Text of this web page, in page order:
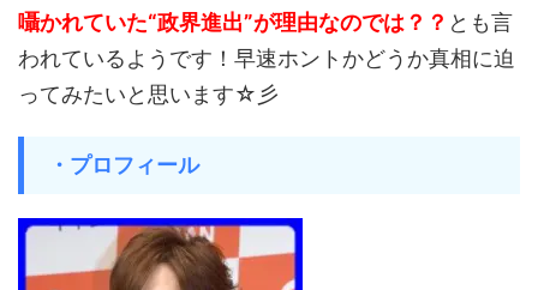
囁かれていた“政界進出”が理由なのでは？？ とも言
われているようです！早速ホントかどうか真相に迫
ってみたいと思います☆彡
・プロフィール